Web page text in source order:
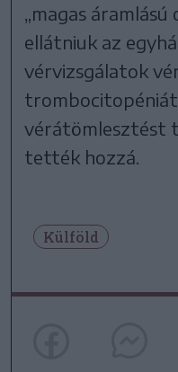
„magas
ellátniuk az
vérvizsgálatok
vérátömlesztést
tették hozzá.
Külföld